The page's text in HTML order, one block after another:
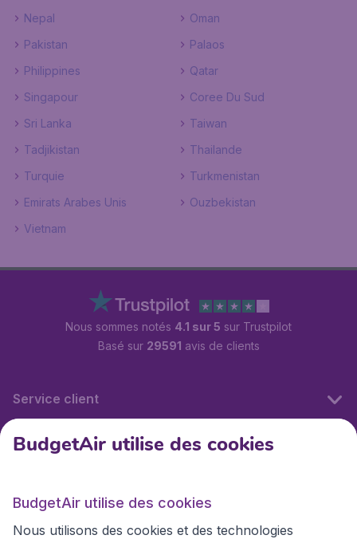
Nepal
Oman
Pakistan
Palaos
Philippines
Qatar
Singapour
Coree Du Sud
Sri Lanka
Taiwan
Tadjikistan
Thailande
Turquie
Turkmenistan
Emirats Arabes Unis
Ouzbekistan
Vietnam
Nous sommes notés 4.1 sur 5 sur Trustpilot
Basé sur 29591 avis de clients
Service client
BudgetAir.fr
Sites internationaux
BudgetAir utilise des cookies
BudgetAir utilise des cookies
Nous utilisons des cookies et des technologies